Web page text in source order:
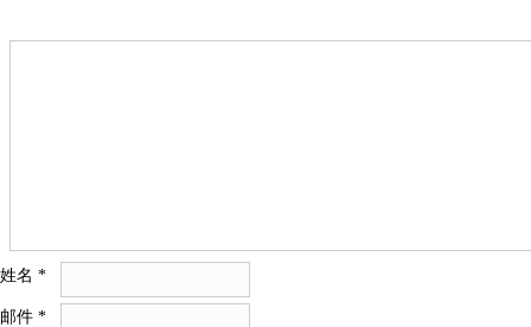
姓名 *
邮件 *